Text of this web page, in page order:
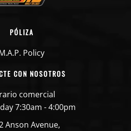
PÓLIZA
Policy
CON NOSOTROS
comercial
7:30am - 4:00pm
Anson Avenue,